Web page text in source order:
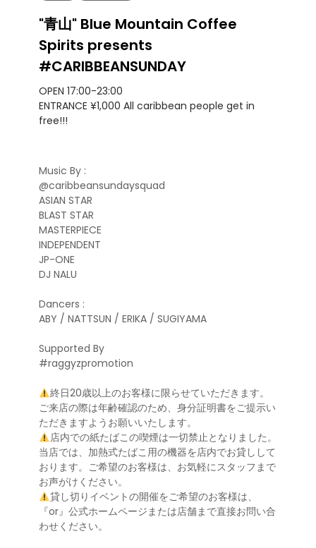
"青山" Blue Mountain Coffee
Spirits presents
#CARIBBEANSUNDAY
OPEN 17:00-23:00
ENTRANCE ¥1,000 All caribbean people get in
free!!!
Music By :
@caribbeansundaysquad
ASIAN STAR
BLAST STAR
MASTERPIECE
INDEPENDENT
JP-ONE
DJ NALU
Dancers :
ABY / NATTSUN / ERIKA / SUGIYAMA
Supported By
#raggyzpromotion
終日20歳以上のお客様に限らせていただきます。
ご来店の際は年齢確認のため、身分証明書をご提示い
ただきますようお願いいたします。
店内での紙たばこの喫煙は一切禁止となりました。
当店では、加熱式たばこ用の機器を店内でお貸しして
おります。ご希望のお客様は、お気軽にスタッフまで
お声がけください。
貸し切りイベントの開催をご希望のお客様は、
『or』公式ホームページまたは店舗まで直接お問い合
わせください。